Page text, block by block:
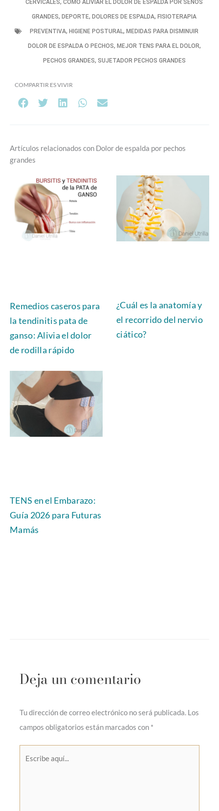
CERVICALES, COMO ALIVIAR EL DOLOR DE ESPALDA POR SENOS
GRANDES, DEPORTE, DOLORES DE ESPALDA, FISIOTERAPIA
PREVENTIVA, HIGIENE POSTURAL, MEDIDAS PARA DISMINUIR
DOLOR DE ESPALDA O PECHOS, MEJOR TENS PARA EL DOLOR,
PECHOS GRANDES, SUJETADOR PECHOS GRANDES
COMPARTIR ES VIVIR
Artículos relacionados con Dolor de espalda por pechos
grandes
Remedios caseros para
la tendinitis pata de
ganso: Alivia el dolor
de rodilla rápido
¿Cuál es la anatomía y
el recorrido del nervio
ciático?
TENS en el Embarazo:
Guía 2026 para Futuras
Mamás
Deja un comentario
Tu dirección de correo electrónico no será publicada. Los
campos obligatorios están marcados con *